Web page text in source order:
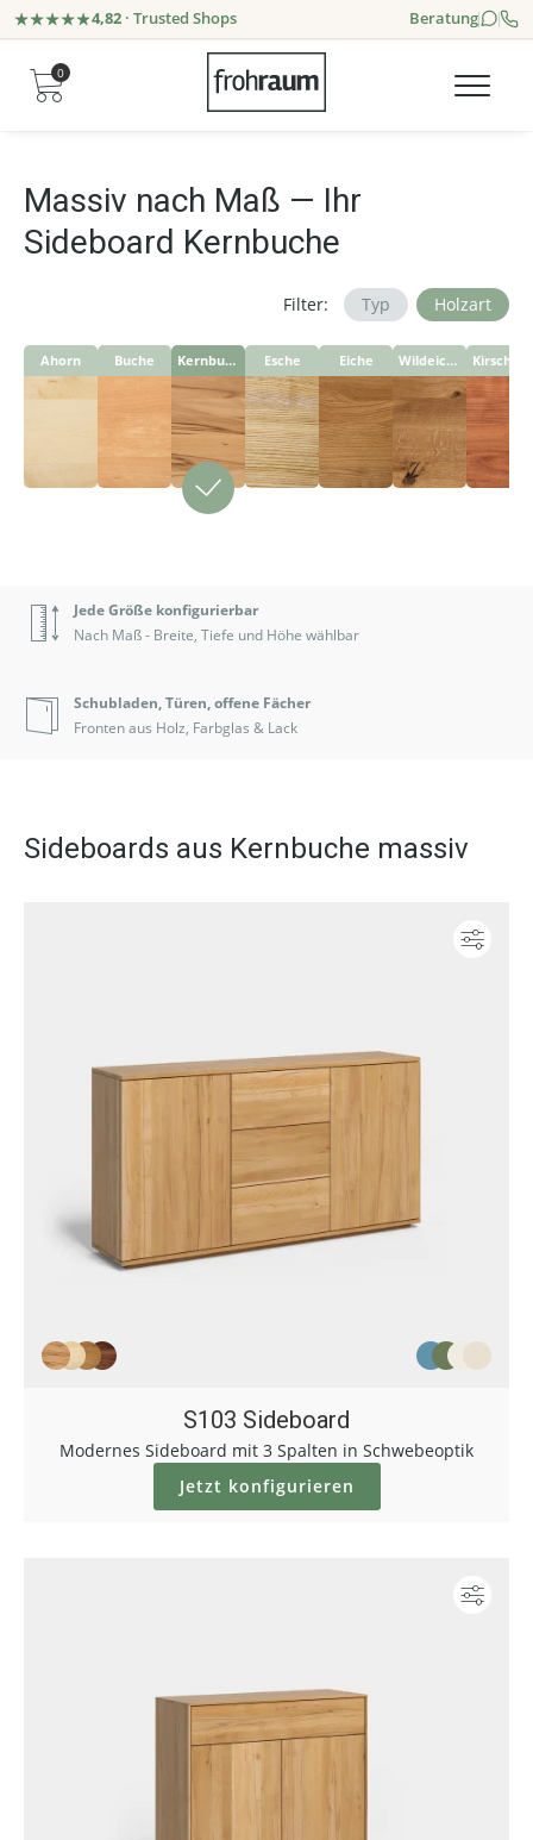
4,82 · Trusted Shops Beratung
0
Massiv nach Maß — Ihr
Sideboard Kernbuche
Filter: Typ Holzart
Ahorn Buche Kernbuche Esche Eiche Wildeiche
Jede Größe konfigurierbar
Nach Maß - Breite, Tiefe und Höhe wählbar
Schubladen, Türen, offene Fächer
Fronten aus Holz, Farbglas & Lack
Sideboards aus Kernbuche massiv
S103 Sideboard
Modernes Sideboard mit 3 Spalten in Schwebeoptik
Jetzt konfigurieren